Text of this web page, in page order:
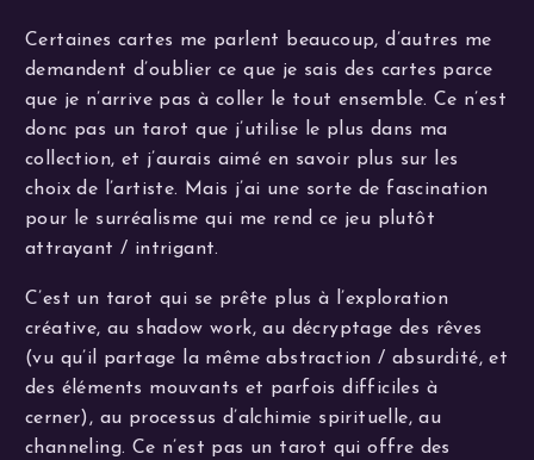
Certaines cartes me parlent beaucoup, d’autres me
demandent d’oublier ce que je sais des cartes parce
que je n’arrive pas à coller le tout ensemble. Ce n’est
donc pas un tarot que j’utilise le plus dans ma
collection, et j’aurais aimé en savoir plus sur les
choix de l’artiste. Mais j’ai une sorte de fascination
pour le surréalisme qui me rend ce jeu plutôt
attrayant / intrigant.
C’est un tarot qui se prête plus à l’exploration
créative, au shadow work, au décryptage des rêves
(vu qu’il partage la même abstraction / absurdité, et
des éléments mouvants et parfois difficiles à
cerner), au processus d’alchimie spirituelle, au
channeling. Ce n’est pas un tarot qui offre des